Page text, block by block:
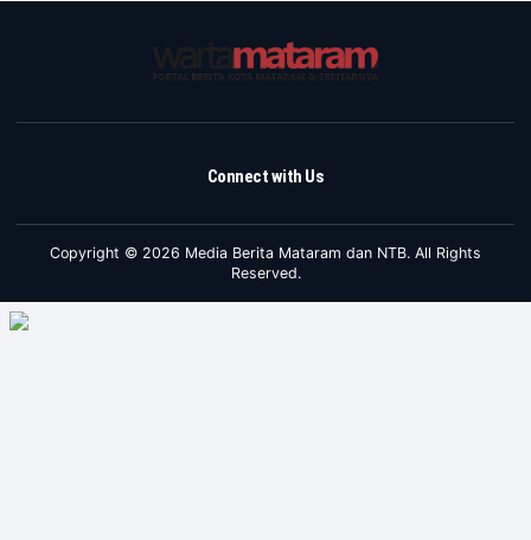
Connect with Us
Copyright © 2026 Media Berita Mataram dan NTB. All Rights
Reserved.